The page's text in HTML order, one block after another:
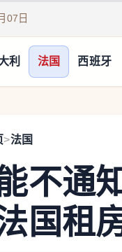
07日
利 法国 西班牙
>法国
不通
国租